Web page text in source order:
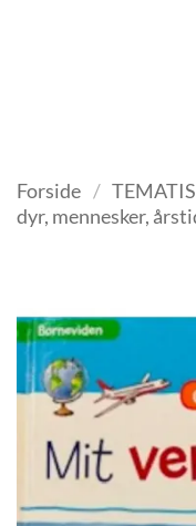
Forside /
dyr, mennesker,